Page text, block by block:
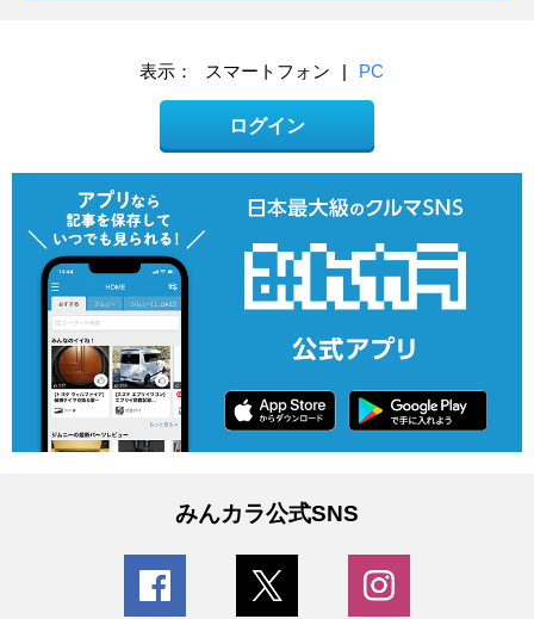
表示： スマートフォン | PC
ログイン
みんカラ公式SNS